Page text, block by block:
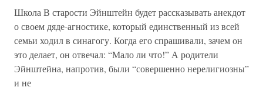
Школа В старости Эйнштейн будет рассказывать анекдот
о своем дяде-агностике, который единственный из всей
семьи ходил в синагогу. Когда его спрашивали, зачем он
это делает, он отвечал: “Мало ли что!” А родители
Эйнштейна, напротив, были “совершенно нерелигиозны”
и не